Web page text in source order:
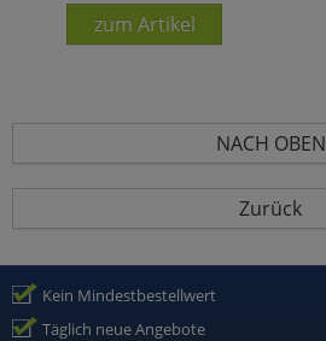
zum Artikel
NACH OBEN
Zurück
Kein Mindestbestellwert
Täglich neue Angebote